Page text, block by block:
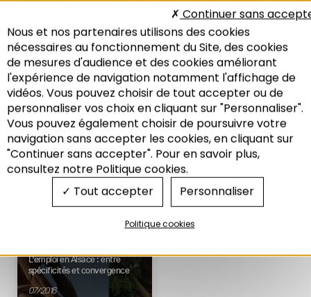
Recherche
Récit de l’évolution
des territoires : changements
structurels, recompositions
territoriales
02/2018
Economie
Foncier
Habitat
LES MARCHÉS
LOCAUX DU TRAVAIL
DANS LE GRAND EST,
ENTRE POPULATION,
EMPLOI ET
MOBILITÉS
Les marchés locaux du travail
dans le Grand Est, entre
population, emploi et mobilités
11/2016
Economie
L’emploi en Alsace : entre
spécificités et convergence
07/2016
Nous et nos partenaires utilisons des cookies
nécessaires au fonctionnement du Site, des cookies
de mesures d'audience et des cookies améliorant
l'expérience de navigation notamment l'affichage de
vidéos. Vous pouvez choisir de tout accepter ou de
personnaliser vos choix en cliquant sur "Personnaliser".
Vous pouvez également choisir de poursuivre votre
navigation sans accepter les cookies, en cliquant sur
"Continuer sans accepter". Pour en savoir plus,
consultez notre Politique cookies.
Tout accepter
Continuer sans
Personnaliser
Politique cookies